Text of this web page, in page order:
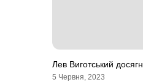
Лев Виготський
5 Червня, 2023